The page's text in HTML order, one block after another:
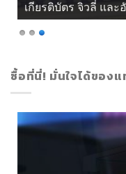
เกียรติบัตร จิวลี่ แ
ซื้อที่นี่! มั่นใจได้ของแ